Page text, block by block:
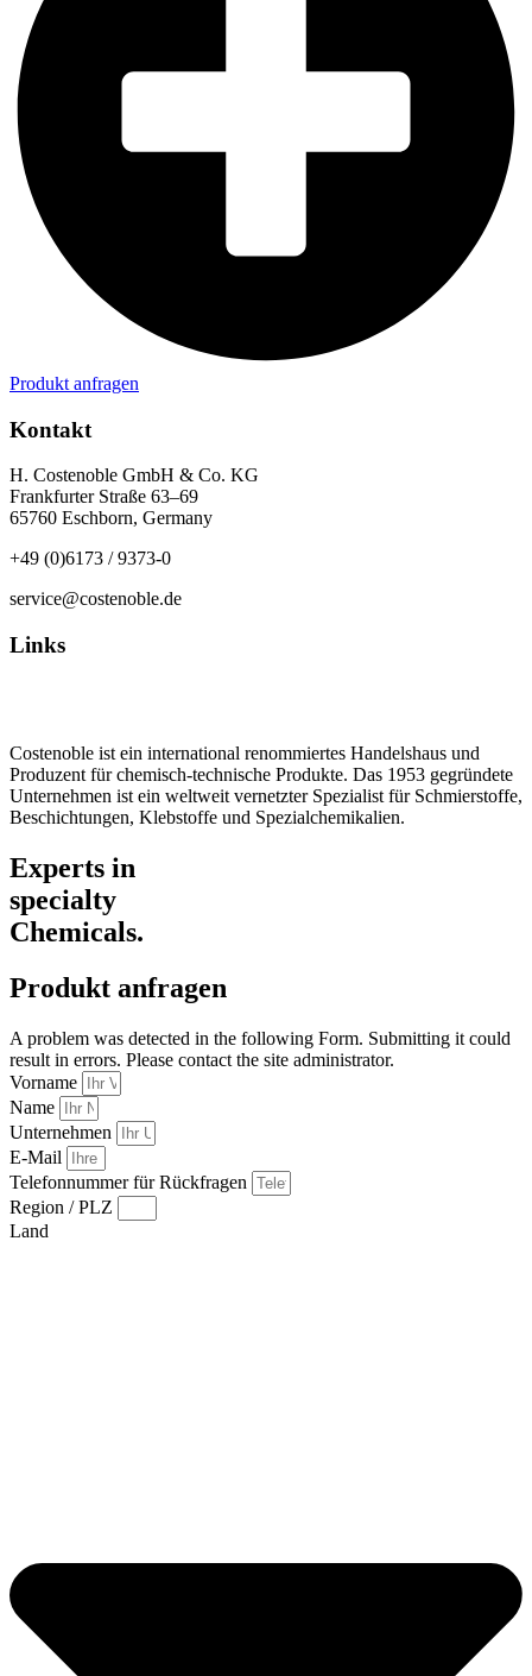
Produkt anfragen
Kontakt
H. Costenoble GmbH & Co. KG
Frankfurter Straße 63–69
65760 Eschborn, Germany
+49 (0)6173 / 9373-0
service@costenoble.de
Links
Costenoble ist ein international renommiertes Handelshaus und
Produzent für chemisch-technische Produkte. Das 1953 gegründete
Unternehmen ist ein weltweit vernetzter Spezialist für Schmierstoffe,
Beschichtungen, Klebstoffe und Spezialchemikalien.
Experts in
specialty
Chemicals.
Produkt anfragen
A problem was detected in the following Form. Submitting it could
result in errors. Please contact the site administrator.
Vorname
Name
Unternehmen
E-Mail
Telefonnummer für Rückfragen
Region / PLZ
Land